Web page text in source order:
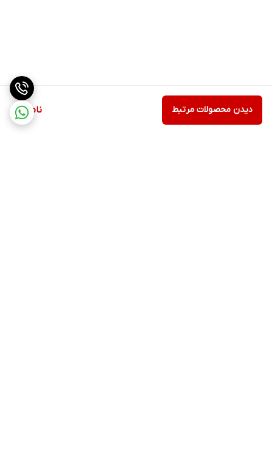
ناموجود دیدن محصولات مرتبط